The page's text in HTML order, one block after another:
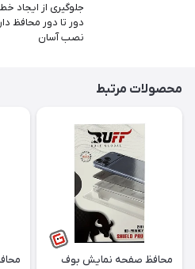
جلوگیری از ایجاد
دور تا دور محافظ
نصب آسان
محصولات مرتبط
محافظ صفحه نمایش بوف